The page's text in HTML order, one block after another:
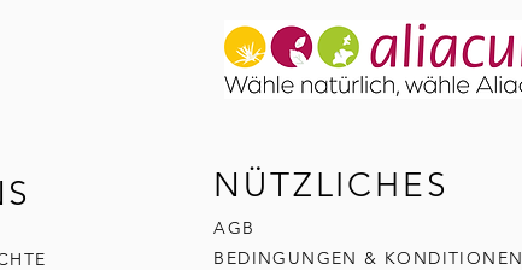
NÜTZLICHES
AGB
BEDINGUNGEN & KONDITIONEN